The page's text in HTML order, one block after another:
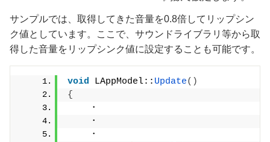
サンプルでは、取得してきた音量を0.8倍してリップシン
ク値としています。ここで、サウンドライブラリ等から取
得した音量をリップシンク値に設定することも可能です。
void LAppModel:: Update()
{
    ・
    ・
    ・